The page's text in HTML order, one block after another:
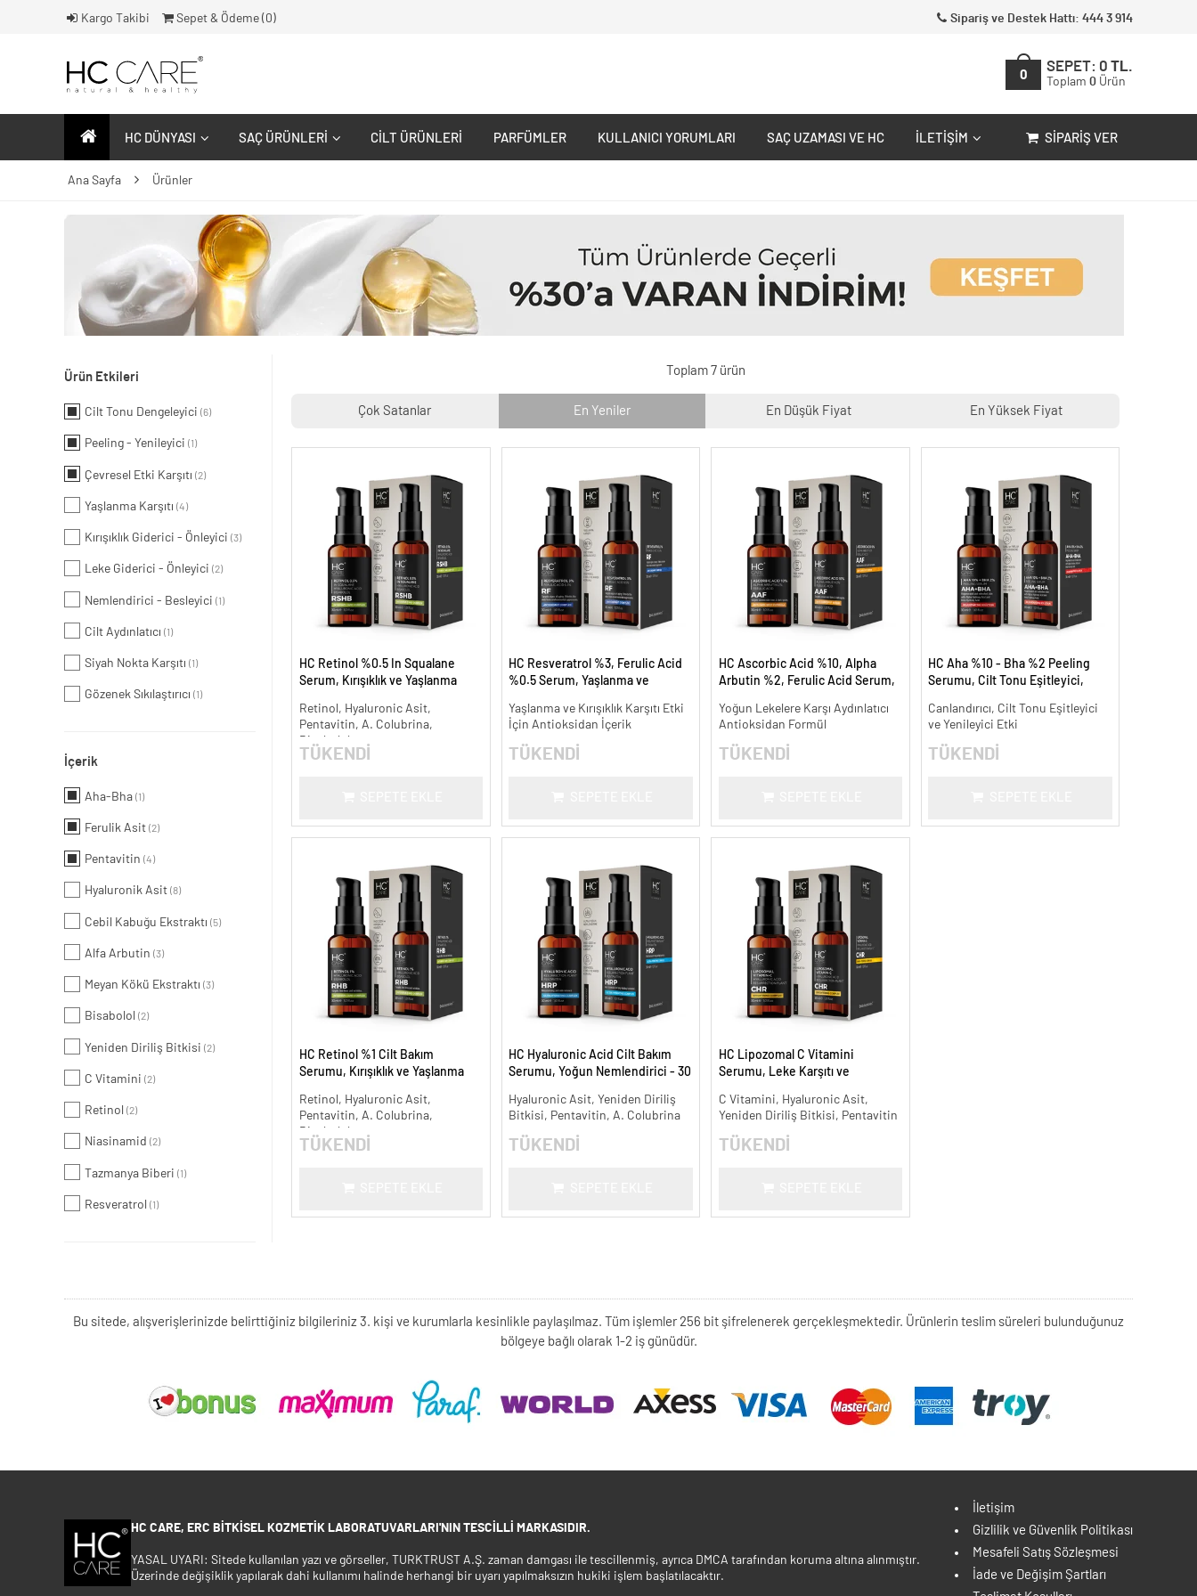
Kargo Takibi Sepet & Ödeme ( 0) Sipariş ve Destek Hattı: 444 3 914
0
SEPET: 0 TL.
Toplam 0 Ürün
HC DÜNYASI SAÇ ÜRÜNLERI CILT ÜRÜNLERI PARFÜMLER KULLANICI YORUMLARI SAÇ UZAMASI VE HC İLETIŞIM SIPARIŞ VER
Ana Sayfa Ürünler
Ürün Etkileri
Cilt Tonu Dengeleyici (6)
Peeling - Yenileyici (1)
Çevresel Etki Karşıtı (2)
Yaşlanma Karşıtı (4)
Kırışıklık Giderici - Önleyici (3)
Leke Giderici - Önleyici (2)
Nemlendirici - Besleyici (1)
Cilt Aydınlatıcı (1)
Siyah Nokta Karşıtı (1)
Gözenek Sıkılaştırıcı (1)
İçerik
Aha-Bha (1)
Ferulik Asit (2)
Pentavitin (4)
Hyaluronik Asit (8)
Cebil Kabuğu Ekstraktı (5)
Alfa Arbutin (3)
Meyan Kökü Ekstraktı (3)
Bisabolol (2)
Yeniden Diriliş Bitkisi (2)
C Vitamini (2)
Retinol (2)
Niasinamid (2)
Tazmanya Biberi (1)
Resveratrol (1)
Toplam 7 ürün
Çok Satanlar En Yeniler En Düşük Fiyat En Yüksek Fiyat
HC Retinol %0.5 In Squalane
Serum, Kırışıklık ve Yaşlanma
Retinol, Hyaluronic Asit,
Pentavitin, A. Colubrina,
Bisabolol
TÜKENDİ
HC Resveratrol %3, Ferulic Acid
%0.5 Serum, Yaşlanma ve
Yaşlanma ve Kırışıklık Karşıtı Etki
İçin Antioksidan İçerik
TÜKENDİ
HC Ascorbic Acid %10, Alpha
Arbutin %2, Ferulic Acid Serum,
ml.
Yoğun Lekelere Karşı Aydınlatıcı
Antioksidan Formül
TÜKENDİ
HC Aha %10 - Bha %2 Peeling
Serumu, Cilt Tonu Eşitleyici,
Canlandırıcı, Cilt Tonu Eşitleyici
ve Yenileyici Etki
TÜKENDİ
HC Retinol %1 Cilt Bakım
Serumu, Kırışıklık ve Yaşlanma
Retinol, Hyaluronic Asit,
Pentavitin, A. Colubrina,
Bisabolol
TÜKENDİ
HC Hyaluronic Acid Cilt Bakım
Serumu, Yoğun Nemlendirici - 30
Hyaluronic Asit, Yeniden Diriliş
Bitkisi, Pentavitin, A. Colubrina
TÜKENDİ
HC Lipozomal C Vitamini
Serumu, Leke Karşıtı ve
C Vitamini, Hyaluronic Asit,
Yeniden Diriliş Bitkisi, Pentavitin
TÜKENDİ
Bu sitede, alışverişlerinizde belirttiğiniz bilgileriniz 3. kişi ve kurumlarla kesinlikle paylaşılmaz. Tüm işlemler 256 bit şifrelenerek gerçekleşmektedir. Ürünlerin teslim süreleri bulunduğunuz
bölgeye bağlı olarak 1-2 iş günüdür.
HC CARE, ERC BITKISEL KOZMETIK LABORATUVARLARI'NIN TESCILLI MARKASIDIR.
YASAL UYARI: Sitede kullanılan yazı ve görseller, TURKTRUST A.Ş. zaman damgası ile tescillenmiş, ayrıca DMCA tarafından koruma altına alınmıştır.
Üzerinde değişiklik yapılarak dahi kullanımı halinde herhangi bir uyarı yapılmaksızın hukiki işlem başlatılacaktır.
İletişim
Gizlilik ve Güvenlik Politikası
Mesafeli Satış Sözleşmesi
İade ve Değişim Şartları